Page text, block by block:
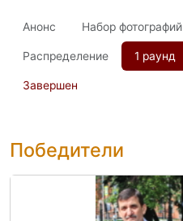
Анонс Набор фотографий
Распределение 1 раунд
Завершен
Победители